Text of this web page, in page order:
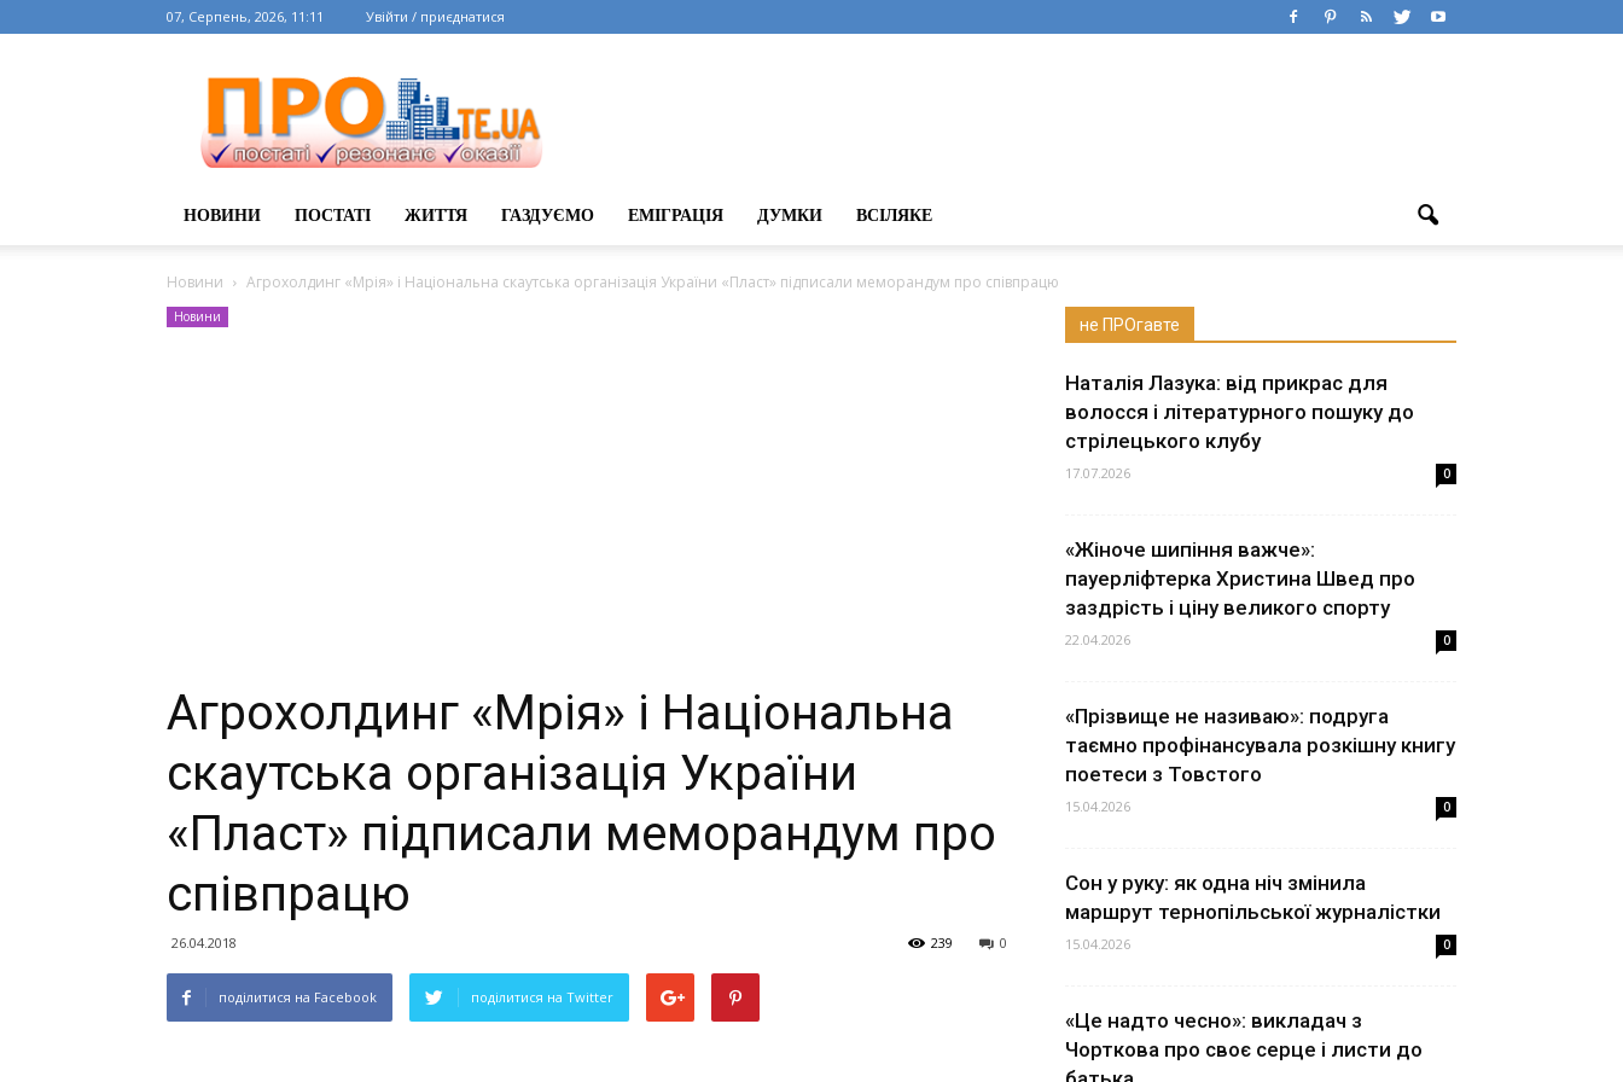
07, Серпень, 2026, 11:11 Увійти / приєднатися
НОВИНИ ПОСТАТІ ЖИТТЯ ГАЗДУЄМО ЕМІГРАЦІЯ ДУМКИ ВСІЛЯКЕ
Новини Агрохолдинг «Мрія» і Національна скаутська організація України «Пласт» підписали меморандум про співпрацю
Новини
Агрохолдинг «Мрія» і Національна
скаутська організація України
«Пласт» підписали меморандум про
співпрацю
26.04.2018 0
239
поділитися на Facebook поділитися на Twitter
не ПРОгавте
Наталія Лазука: від прикрас для
волосся і літературного пошуку до
стрілецького клубу
17.07.2026 0
«Жіноче шипіння важче»:
пауерліфтерка Христина Швед про
заздрість і ціну великого спорту
22.04.2026 0
«Прізвище не називаю»: подруга
таємно профінансувала розкішну книгу
поетеси з Товстого
15.04.2026 0
Сон у руку: як одна ніч змінила
маршрут тернопільської журналістки
15.04.2026 0
«Це надто чесно»: викладач з
Чорткова про своє серце і листи до